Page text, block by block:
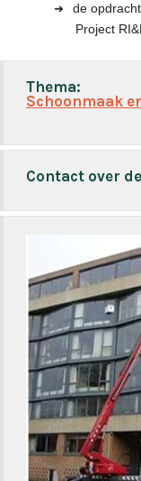
de
Project
Thema:
Schoonmaak
Contact over